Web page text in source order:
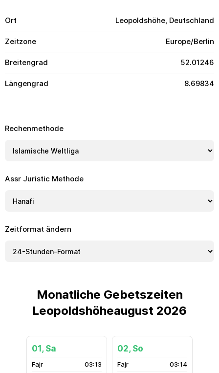
Ort Leopoldshöhe, Deutschland
Zeitzone Europe/Berlin
Breitengrad 52.01246
Längengrad 8.69834
Rechenmethode
Assr Juristic Methode
Zeitformat ändern
Monatliche Gebetszeiten
Leopoldshöheaugust 2026
01, Sa
03:13
02, So
03:14